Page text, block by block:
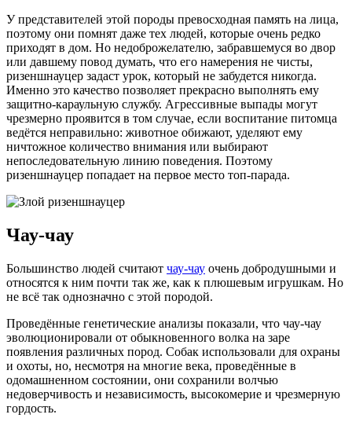
У представителей этой породы превосходная память на лица,
поэтому они помнят даже тех людей, которые очень редко
приходят в дом. Но недоброжелателю, забравшемуся во двор
или давшему повод думать, что его намерения не чисты,
ризеншнауцер задаст урок, который не забудется никогда.
Именно это качество позволяет прекрасно выполнять ему
защитно-караульную службу. Агрессивные выпады могут
чрезмерно проявится в том случае, если воспитание питомца
ведётся неправильно: животное обижают, уделяют ему
ничтожное количество внимания или выбирают
непоследовательную линию поведения. Поэтому
ризеншнауцер попадает на первое место топ-парада.
Чау-чау
Большинство людей считают чау-чау очень добродушными и
относятся к ним почти так же, как к плюшевым игрушкам. Но
не всё так однозначно с этой породой.
Проведённые генетические анализы показали, что чау-чау
эволюционировали от обыкновенного волка на заре
появления различных пород. Собак использовали для охраны
и охоты, но, несмотря на многие века, проведённые в
одомашненном состоянии, они сохранили волчью
недоверчивость и независимость, высокомерие и чрезмерную
гордость.